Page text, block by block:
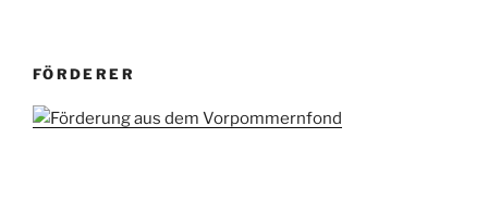
FÖRDERER